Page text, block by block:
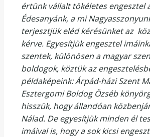
értünk vállalt tökéletes engesztel
Édesanyánk, a mi
terjesztjük eléd kérésünket az
kérve. Egyesítjük engesztel
szentek, különösen a magyar
boldogok, köztük az
példaképeink: Árpád-házi Szent
Esztergomi Boldog Özséb
hisszük, hogy állandóan
Nálad. De egyesítjük minden él
imáival is, hogy a sok kicsi